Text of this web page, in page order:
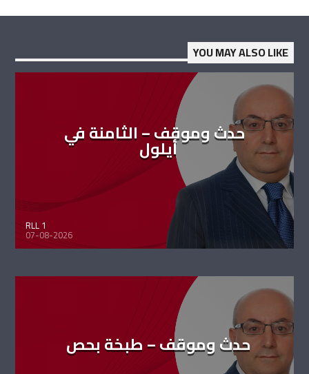
YOU MAY ALSO LIKE
حدث وموقف – الثامنة في
أيلول
RLL 1
07-08-2026
حدث وموقف – طبخة بحص